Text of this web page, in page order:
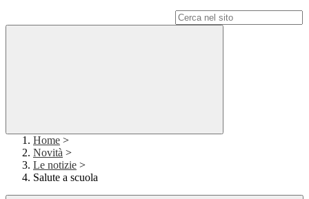
Home >
Novità >
Le notizie >
Salute a scuola